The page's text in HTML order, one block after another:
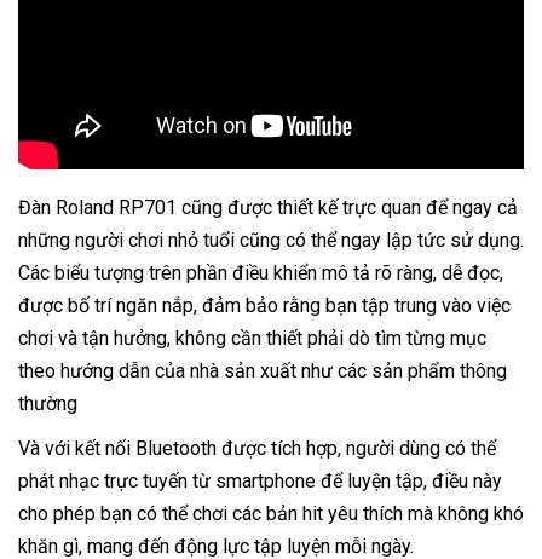
Đàn Roland RP701 cũng được thiết kế trực quan để ngay cả
những người chơi nhỏ tuổi cũng có thể ngay lập tức sử dụng.
Các biểu tượng trên phần điều khiển mô tả rõ ràng, dễ đọc,
được bố trí ngăn nắp, đảm bảo rằng bạn tập trung vào việc
chơi và tận hưởng, không cần thiết phải dò tìm từng mục
theo hướng dẫn của nhà sản xuất như các sản phẩm thông
thường
Và với kết nối Bluetooth được tích hợp, người dùng có thể
phát nhạc trực tuyến từ smartphone để luyện tập, điều này
cho phép bạn có thể chơi các bản hit yêu thích mà không khó
khăn gì, mang đến động lực tập luyện mỗi ngày.